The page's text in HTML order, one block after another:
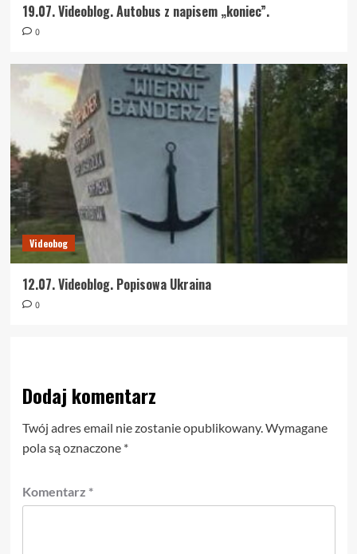
19.07. Videoblog. Autobus z napisem „koniec”.
0
Videobog
12.07. Videoblog. Popisowa Ukraina
0
Dodaj komentarz
Twój adres email nie zostanie opublikowany.Wymagane
pola są oznaczone *
Komentarz *